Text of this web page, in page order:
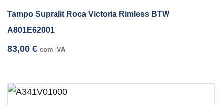
Tampo Supralit Roca Victoria Rimless BTW
A801E62001
83,00 € com IVA